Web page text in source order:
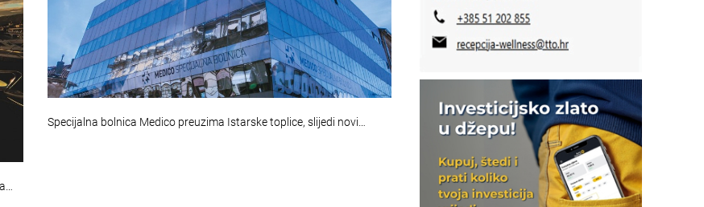
Specijalna bolnica Medico preuzima Istarske toplice, slijedi novi…